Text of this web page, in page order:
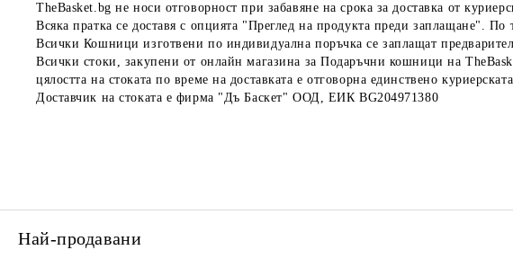
TheBasket.bg не носи отговорност при забавяне на срока за доставка от
Всяка пратка се доставя с опцията "Преглед на продукта преди заплащане".
Всички Кошници изготвени по индивидуална поръчка се заплащат
Всички стоки, закупени от онлайн магазина за Подаръчни кошници на
цялостта на стоката по време на доставката е отговорна единствено
Доставчик на стоката е фирма "Дъ Баскет" ООД, ЕИК BG204971380
Най-продавани